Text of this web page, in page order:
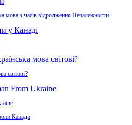
мова з часів відродження Незалежности
світові?
Канади